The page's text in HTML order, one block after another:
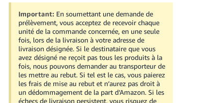
Important: En soumettant une demande de
prélèvement, vous acceptez de recevoir chaque
unité de la commande concernée, en une seule
fois, lors de la livraison à votre adresse de
livraison désignée. Si le destinataire que vous
avez désigné ne reçoit pas tous les produits à la
fois, nous pouvons demander au transporteur de
les mettre au rebut. Si tel est le cas, vous paierez
les frais de mise au rebut et n’aurez pas droit à
un dédommagement de la part d’Amazon. Si les
échecs de livraison persistent, vous risquez de